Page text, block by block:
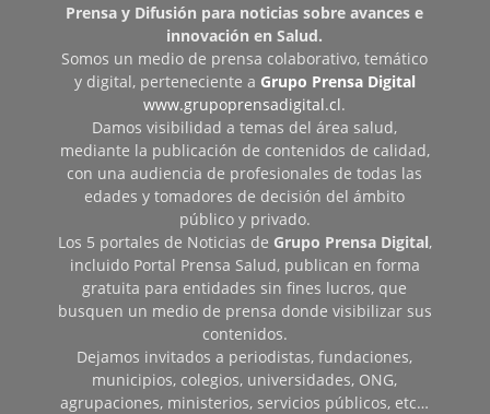
Prensa y Difusión para noticias sobre avances e
innovación en Salud.
Somos un medio de prensa colaborativo, temático
y digital, perteneciente a Grupo Prensa Digital
www.grupoprensadigital.cl.
Damos visibilidad a temas del área salud,
mediante la publicación de contenidos de calidad,
con una audiencia de profesionales de todas las
edades y tomadores de decisión del ámbito
público y privado.
Los 5 portales de Noticias de Grupo Prensa Digital,
incluido Portal Prensa Salud, publican en forma
gratuita para entidades sin fines lucros, que
busquen un medio de prensa donde visibilizar sus
contenidos.
Dejamos invitados a periodistas, fundaciones,
municipios, colegios, universidades, ONG,
agrupaciones, ministerios, servicios públicos, etc…